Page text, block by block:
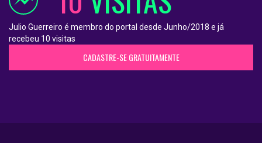
Julio Guerreiro é membro do portal desde Junho/2018 e já
recebeu 10 visitas
CADASTRE-SE GRATUITAMENTE